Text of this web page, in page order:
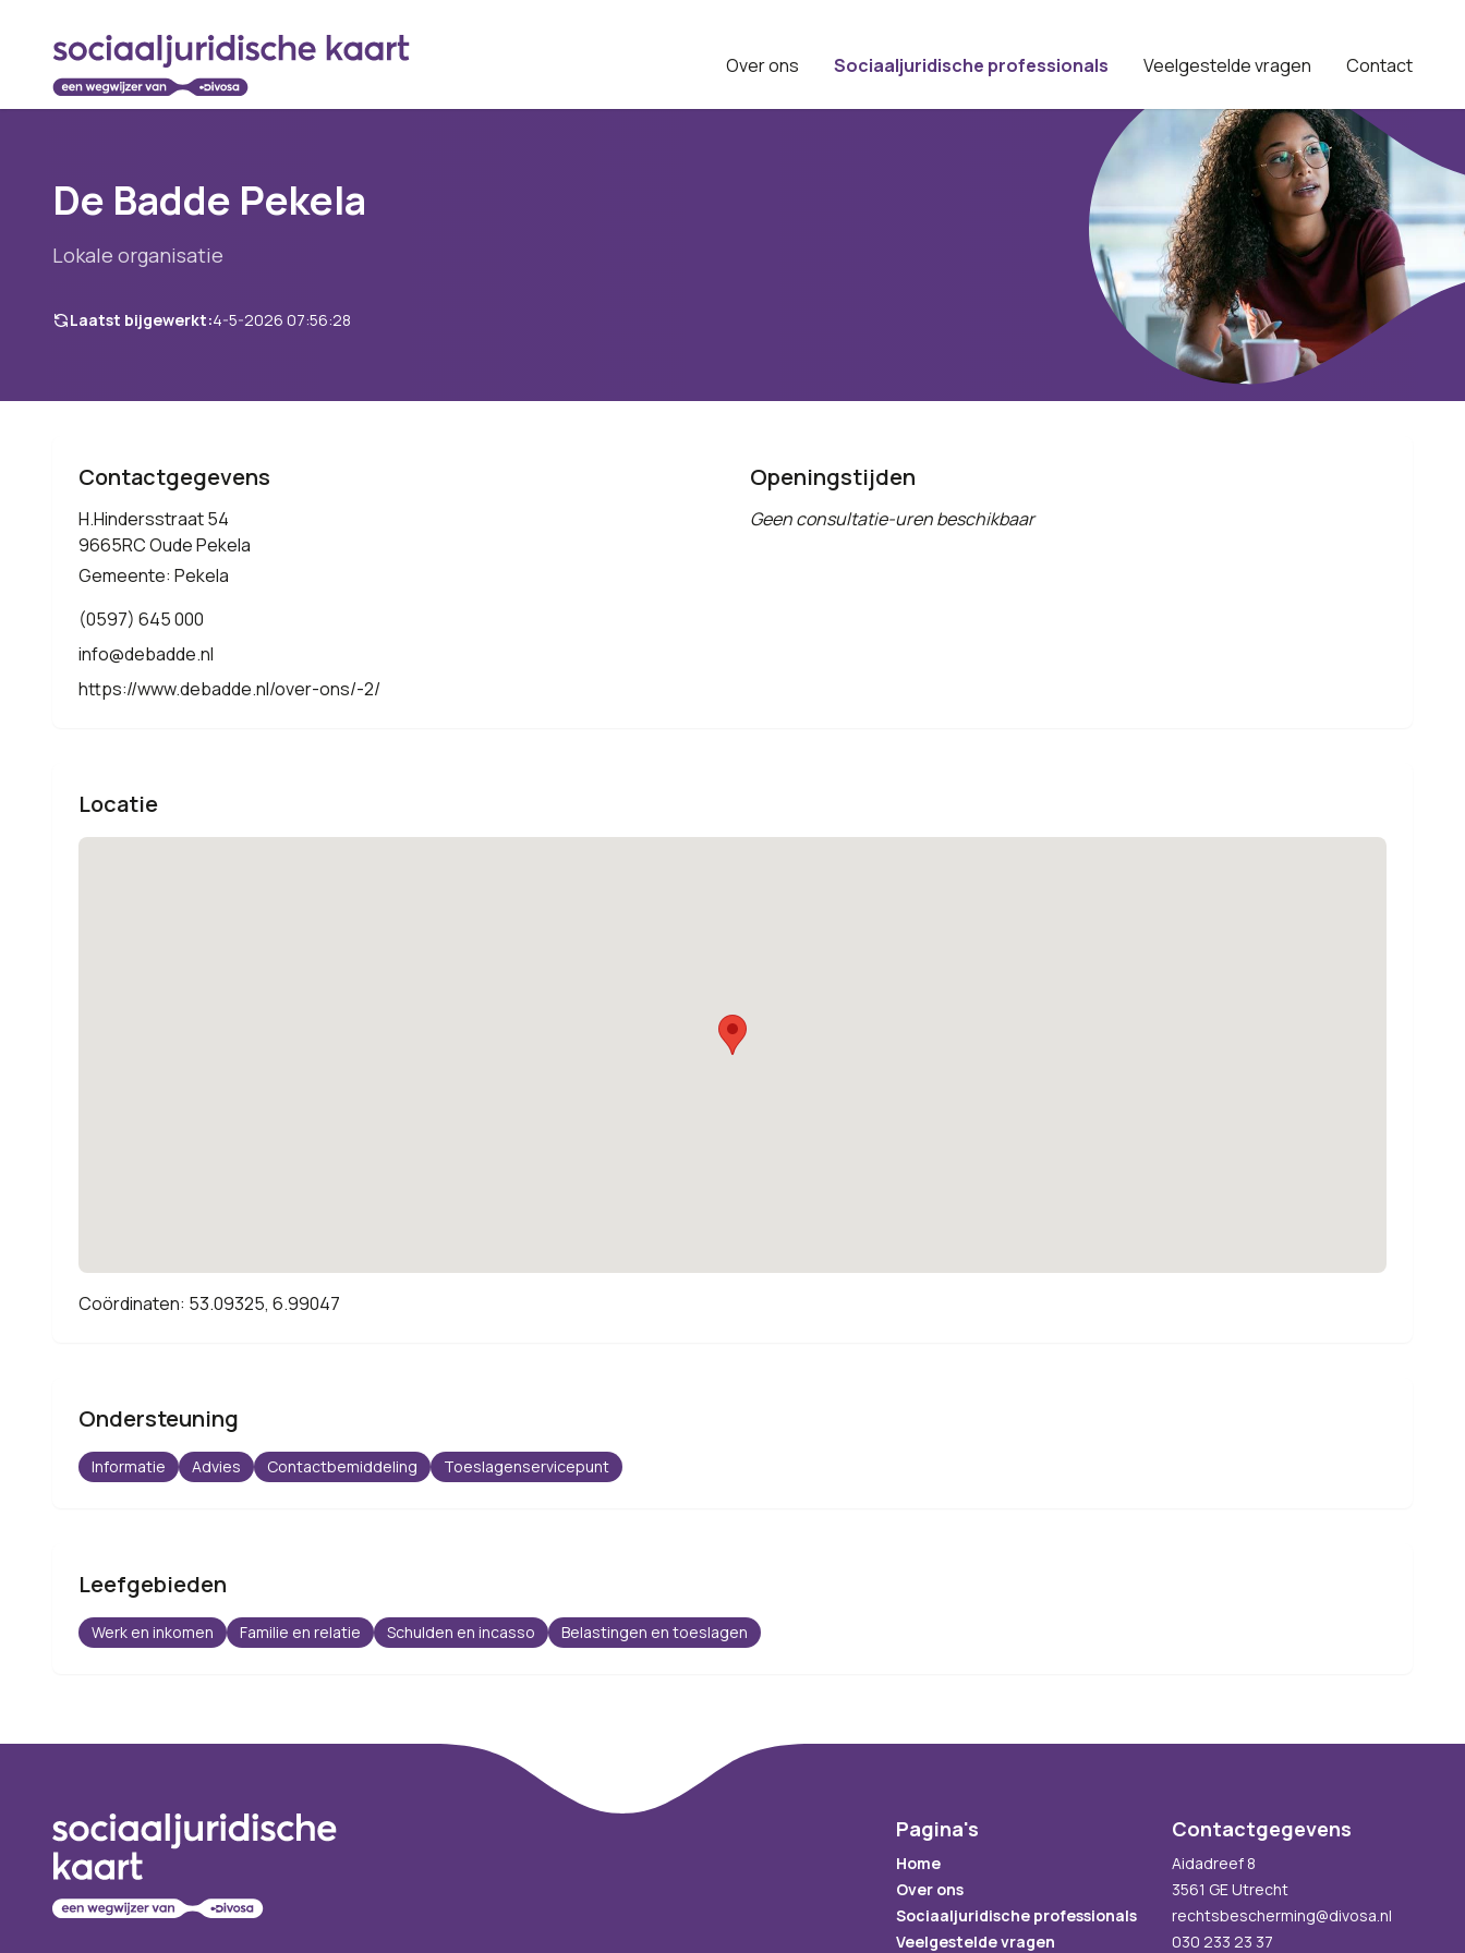
Over ons Sociaaljuridische professionals Veelgestelde vragen Contact
De Badde Pekela
Lokale organisatie
Laatst bijgewerkt:4-5-2026 07:56:28
Contactgegevens
H.Hindersstraat 54
9665RC Oude Pekela
Gemeente: Pekela
(0597) 645 000
info@debadde.nl
https://www.debadde.nl/over-ons/-2/
Openingstijden
Geen consultatie-uren beschikbaar
Locatie
Coördinaten: 53.09325, 6.99047
Ondersteuning
Informatie Advies Contactbemiddeling Toeslagenservicepunt
Leefgebieden
Werk en inkomen Familie en relatie Schulden en incasso Belastingen en toeslagen
Pagina's
Home
Over ons
Sociaaljuridische professionals
Veelgestelde vragen
Contactgegevens
Aidadreef 8
3561 GE Utrecht
rechtsbescherming@divosa.nl
030 233 23 37